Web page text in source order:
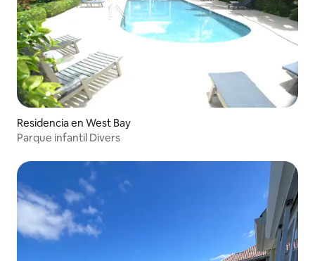
Residencia en West Bay
Parque infantil Divers